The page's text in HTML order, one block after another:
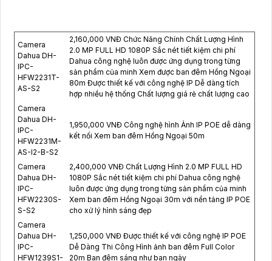
Camera
Dahua DH-
IPC-
HFW2231T-
AS-S2
2,160,000 VNĐ Chức Năng Chính Chất Lượng Hình
2.0 MP FULL HD 1080P Sắc nét tiết kiệm chi phí
Dahua công nghệ luôn được ứng dụng trong từng
sản phẩm của minh Xem được ban đêm Hồng Ngoại
80m Được thiết kế với công nghệ IP Dễ dàng tích
hợp nhiều hệ thống Chất lượng giá rẻ chất lượng cao
Camera
Dahua DH-
IPC-
HFW2231M-
AS-I2-B-S2
1,950,000 VNĐ Công nghệ hình Ảnh IP POE dễ dàng
kết nối Xem ban đêm Hồng Ngoại 50m
Camera
Dahua DH-
IPC-
HFW2230S-
S-S2
2,400,000 VNĐ Chất Lượng Hình 2.0 MP FULL HD
1080P Sắc nét tiết kiệm chi phí Dahua công nghệ
luôn được ứng dụng trong từng sản phẩm của minh
Xem ban đêm Hồng Ngoại 30m với nền tảng IP POE
cho xử lý hình sáng đẹp
Camera
Dahua DH-
IPC-
HFW1239S1-
1,250,000 VNĐ Được thiết kế với công nghệ IP POE
Dễ Dàng Thi Công Hình ảnh ban đêm Full Color
20m Ban đêm sáng như ban ngày